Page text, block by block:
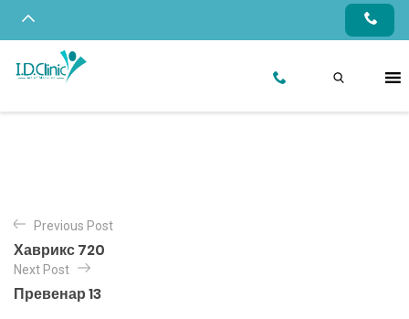
Previous Post
Хаврикс 720
Next Post
Превенар 13